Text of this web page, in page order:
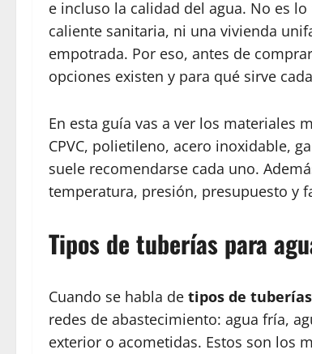
e incluso la calidad del agua. No es
caliente sanitaria, ni una vivienda
empotrada. Por eso, antes de
opciones existen y para qué sirve
En esta guía vas a ver los materiales
CPVC, polietileno, acero inoxidable,
suele recomendarse cada uno.
temperatura, presión, presupuesto y
Tipos de tuberías para
Cuando se habla de tipos de
redes de abastecimiento: agua fría,
exterior o acometidas. Estos son los